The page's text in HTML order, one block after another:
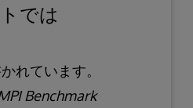
では
れています。
Benchmark